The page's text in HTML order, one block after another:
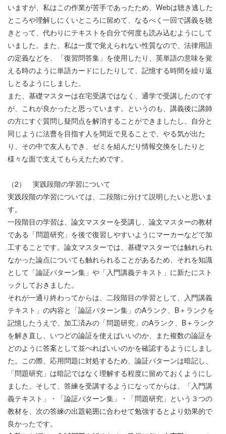
いますが、私はこの作業が苦手であったため、Webは聴き逃した
ところや理解しにくいところに留めて、なるべく一回で講義を聴
きとって、代わりにテキストを自分で何度も読み込むようにして
いました。また、私は一度で覚えられない性質なので、法律用語
の定義などを、「復習問答集」を使用したり、英単語の意味を覚
える時のように単語カードにしたりして、記憶する時間を繰り返
しとるようにしました。
また、基礎マスターは在宅受講ではなく、通学で受講したのです
が、これが良かったと思っています。というのも、講義後に講師
の方にすぐ質問し疑問点を解消することができましたし、自分と
同じように法曹を目指す人を間近で見ることで、やる気が出た
り、その中で友人もでき、ゼミを組んだり情報交換をしたりと
様々な面で支えてもらえたためです。
（2） 実践段階の学習について
実践段階の学習については、二段階に分けて説明したいと思いま
す。
一段階目の学習は、論文マスターを受講し、論文マスターの教材
である「問題研究」を後で復習しやすいようにマーカーなどで加
工することです。論文マスターでは、基礎マスターでは触れられ
なかった論点についても触れられることがあるため、それを知識
として「論証パターン集」や「入門講義テキスト」に新たにスト
ックしておきました。
それが一通り終わってからは、二段階目の学習として、入門講義
テキスト」の内容と「論証パターン集」のAランク、B＋ランクを
記憶したうえで、加工済みの「問題研究」のAランク、B＋ランク
を解き直し、いつどの論証を使えばいいのか、また複数の論証を
どのように答案として並べればいいのかを確認するようにしまし
た。この際、応用問題に対処するため、論証パターンは暗記し、
「問題研究」は暗記ではなく理解する程度に留めておくようにし
ました。そして、答練を受講するようになってからは、「入門講
義テキスト」・「論証パターン集」・「問題研究」という３つの
教材を、次の答練の出題範囲に合わせて勉強するとより効果的で
良かったです。